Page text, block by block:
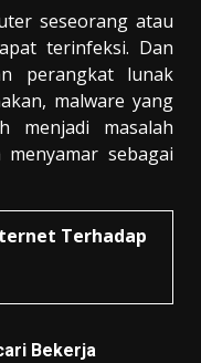
seseorang atau
terinfeksi. Dan
perangkat lunak
malware yang
menjadi masalah
sebagai
Terhadap
Bekerja